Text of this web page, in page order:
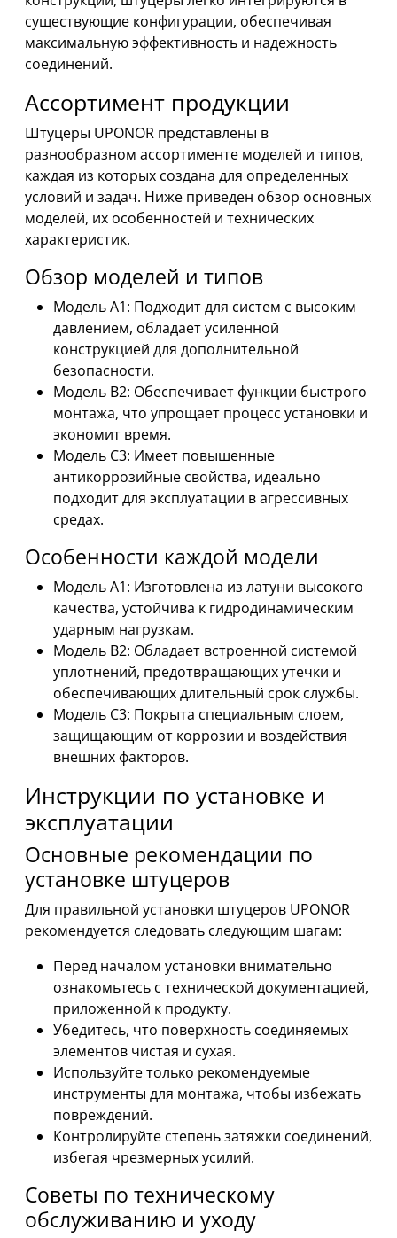
существующие конфигурации, обеспечивая
максимальную эффективность и надежность
соединений.
Ассортимент продукции
Штуцеры UPONOR представлены в
разнообразном ассортименте моделей и типов,
каждая из которых создана для определенных
условий и задач. Ниже приведен обзор основных
моделей, их особенностей и технических
характеристик.
Обзор моделей и типов
Модель A1: Подходит для систем с высоким
давлением, обладает усиленной
конструкцией для дополнительной
безопасности.
Модель B2: Обеспечивает функции быстрого
монтажа, что упрощает процесс установки и
экономит время.
Модель C3: Имеет повышенные
антикоррозийные свойства, идеально
подходит для эксплуатации в агрессивных
средах.
Особенности каждой модели
Модель A1: Изготовлена из латуни высокого
качества, устойчива к гидродинамическим
ударным нагрузкам.
Модель B2: Обладает встроенной системой
уплотнений, предотвращающих утечки и
обеспечивающих длительный срок службы.
Модель C3: Покрыта специальным слоем,
защищающим от коррозии и воздействия
внешних факторов.
Инструкции по установке и
эксплуатации
Основные рекомендации по
установке штуцеров
Для правильной установки штуцеров UPONOR
рекомендуется следовать следующим шагам:
Перед началом установки внимательно
ознакомьтесь с технической документацией,
приложенной к продукту.
Убедитесь, что поверхность соединяемых
элементов чистая и сухая.
Используйте только рекомендуемые
инструменты для монтажа, чтобы избежать
повреждений.
Контролируйте степень затяжки соединений,
избегая чрезмерных усилий.
Советы по техническому
обслуживанию и уходу